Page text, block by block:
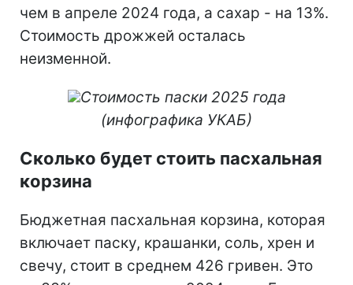
чем в апреле 2024 года, а сахар - на 13%.
Стоимость дрожжей осталась
неизменной.
Стоимость паски 2025 года
(инфографика УКАБ)
Сколько будет стоить пасхальная
корзина
Бюджетная пасхальная корзина, которая
включает паску, крашанки, соль, хрен и
свечу, стоит в среднем 426 гривен. Это